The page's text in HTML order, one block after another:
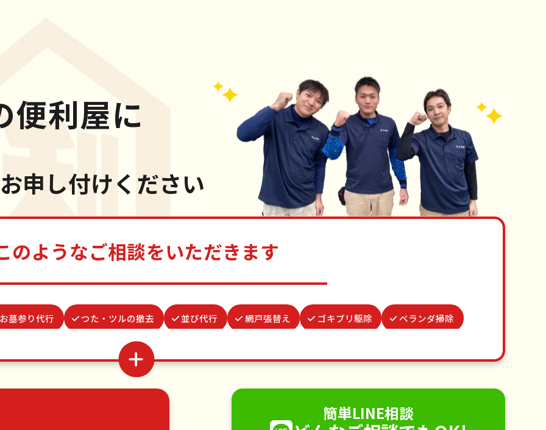
便利屋に
お申し付けください
のようなご相談をいただきます
お墓参り代行 つた・ツルの撤去 並び代行 網戸張替え ゴキブリ駆除 ベランダ掃除
結婚式代理出席
場所取り代行
簡単LINE相談